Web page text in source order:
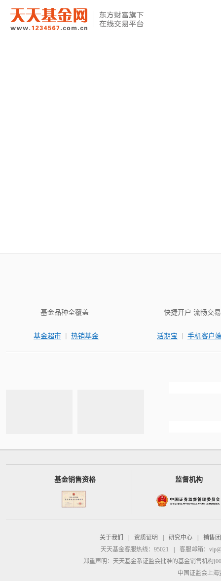
基金品种全覆盖
基金超市 | 热销基金
快捷开户 流畅交易
活期宝 | 手机客户
基金销售资格 监督机构
关于我们 资质证明 研究中心
销售
天天基金客服热线：95021
客服邮箱：
郑重声明： 天天基金系证监会批准的基金销售机构
中国证监会上